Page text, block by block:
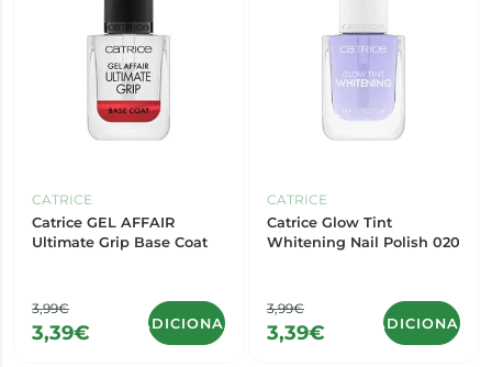
CATRICE
Catrice GEL AFFAIR
Ultimate Grip Base Coat
3,99€
3,39€ ADICIONAR
CATRICE
Catrice Glow Tint
Whitening Nail Polish 020
3,99€
3,39€ ADICIONAR